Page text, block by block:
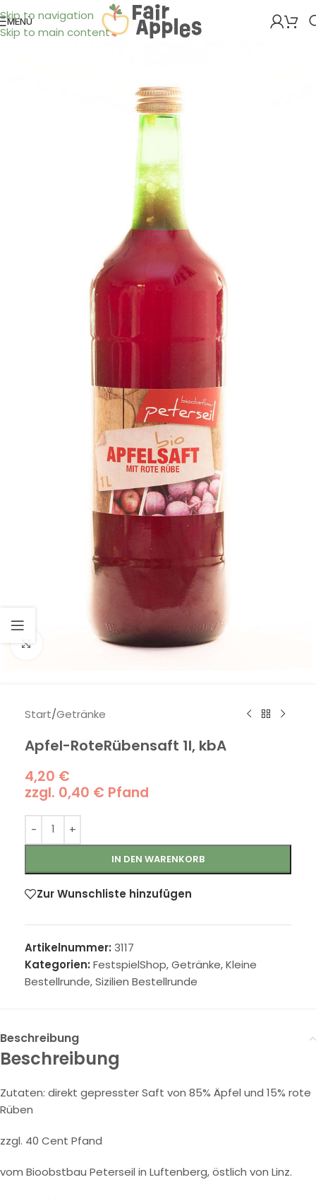
Skip to navigation
Skip to main content
MENÜ
Klick zum Vergrößern
Start/Getränke
Apfel-RoteRübensaft 1l, kbA
4,20 €
zzgl. 0,40 € Pfand
IN DEN WARENKORB
Zur Wunschliste hinzufügen
Artikelnummer: 3117
Kategorien: FestspielShop,Getränke,Kleine
Bestellrunde,Sizilien Bestellrunde
Beschreibung
Beschreibung
Zutaten: direkt gepresster Saft von 85% Äpfel und 15% rote
Rüben
zzgl. 40 Cent Pfand
vom Bioobstbau Peterseil in Luftenberg, östlich von Linz.